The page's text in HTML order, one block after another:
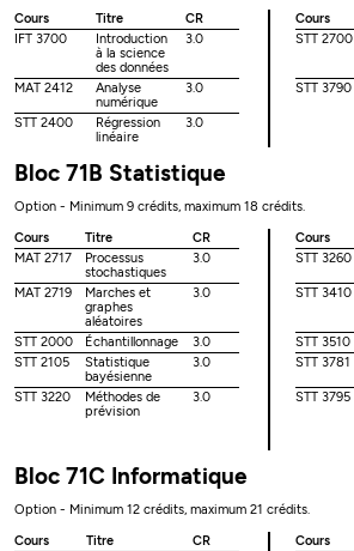
Cours
Titre
CR
IFT 3700
Introduction
à la science
des données
3.0
MAT 2412
Analyse
numérique
3.0
STT 2400
Régression
linéaire
3.0
Cours
STT 2700
STT 3790
Bloc 71B Statistique
Option - Minimum 9 crédits, maximum 18 crédits.
Cours
Titre
CR
MAT 2717
Processus
stochastiques
3.0
MAT 2719
Marches et
graphes
aléatoires
3.0
STT 2000 Échantillonnage
3.0
STT 2105
Statistique
bayésienne
3.0
STT 3220
Méthodes de
prévision
3.0
Cours
STT 3260
STT 3410
STT 3510
STT 3781
STT 3795
Bloc 71C Informatique
Option - Minimum 12 crédits, maximum 21 crédits.
Cours
Titre
CR
Cours